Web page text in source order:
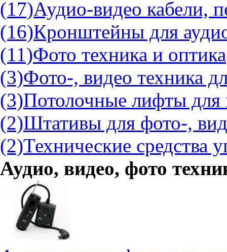
(17)Аудио-видео кабели,
(16)Кронштейны для
(11)Фото техника и оптика
(3)Фото-, видео техника
(3)Потолочные лифты для
(2)Штативы для фото-,
(2)Технические средства
Аудио, видео, фото